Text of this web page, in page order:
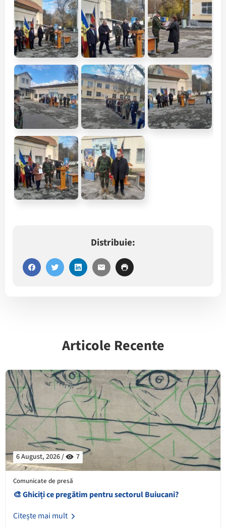
Distribuie:
Articole Recente
6 August, 2026 / 7
Comunicate de presă
🎨 Ghiciți ce pregătim pentru sectorul Buiucani?
Citește mai mult